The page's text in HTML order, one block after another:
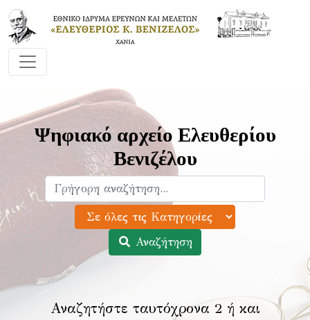
Ψηφιακό αρχείο Ελευθερίου
Βενιζέλου
Αναζήτηση
Αναζητήστε ταυτόχρονα 2 ή και